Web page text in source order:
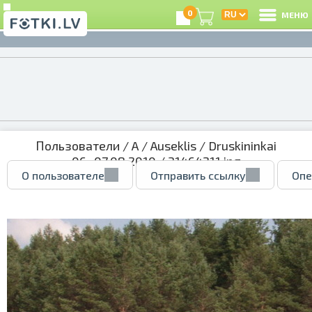
0 МЕНЮ
Пользователи /A /Auseklis / Druskininkai
06.-07.08.2010/ 31464211.jpg
О пользователе Отправить ссылку